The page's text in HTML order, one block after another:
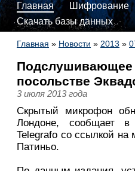
Главная
Шифрование
Скачать базы данных
Главная » Новости » 2013 »
Подслушивающее
посольстве
3 июля 2013 года
Скрытый микрофон
Лондоне, сообщает в
Telegrafo со ссылкой на
Патиньо.